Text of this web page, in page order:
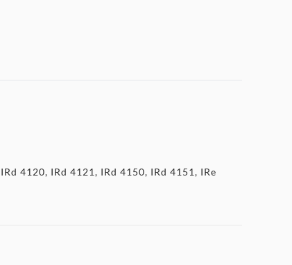
4120, IRd 4121, IRd 4150, IRd 4151, IRe